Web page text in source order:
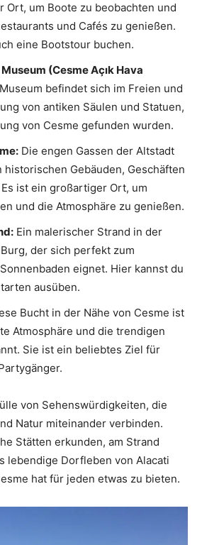
Ort, um Boote zu beobachten und
und Cafés zu genießen.
eine Bootstour buchen.
(Cesme Açık Hava
befindet sich im Freien und
von antiken Säulen und Statuen,
von Cesme gefunden wurden.
Die engen Gassen der Altstadt
historischen Gebäuden, Geschäften
ist ein großartiger Ort, um
und die Atmosphäre zu genießen.
Ein malerischer Strand in der
der sich perfekt zum
eignet. Hier kannst du
ausüben.
Bucht in der Nähe von Cesme ist
Atmosphäre und die trendigen
Sie ist ein beliebtes Ziel für
von Sehenswürdigkeiten, die
Natur miteinander verbinden.
Stätten erkunden, am Strand
lebendige Dorfleben von Alacati
hat für jeden etwas zu bieten.